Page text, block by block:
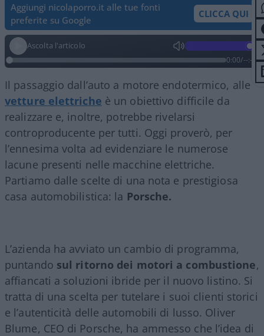
Aggiungi nicolaporro.it alle tue fonti
preferite su Google
CLICCA QUI
Ascolta l'articolo
0:00/--:--
Il passaggio dall’auto a motore endotermico, alle
vetture elettriche è un obiettivo difficile da
realizzare e, inoltre, potrebbe rivelarsi
controproducente per tutti. Oggi proverò, per
l’ennesima volta ad evidenziare le numerose
lacune presenti nelle macchine elettriche.
Partiamo dalle scelte di una nota e prestigiosa
casa automobilistica: la Porsche.
L’azienda ha avviato un cambio di programma,
puntando sul ritorno dei motori a combustione,
affiancati a soluzioni ibride per il nuovo listino. Si
tratta di una scelta per tutelare i suoi clienti storici
e l’autenticità delle automobili di lusso. Oliver
Blume, CEO di Porsche, ha ammesso che l’idea di